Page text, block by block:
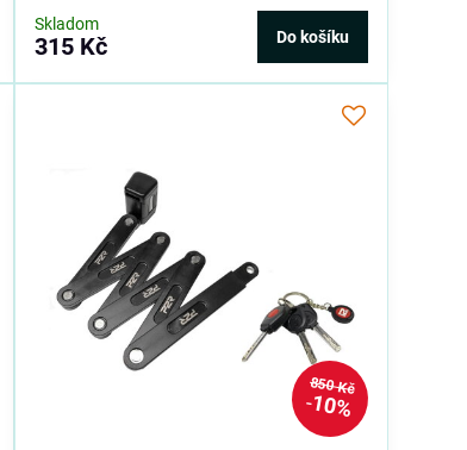
Skladom
315 Kč Do košíku
850 Kč
10%